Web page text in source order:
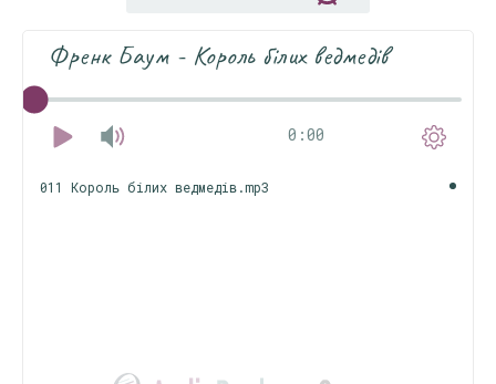
Френк Баум - Король білих ведмедів
0:00
011 Король білих ведмедів.mp3